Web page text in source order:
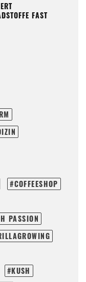
FAST
COFFEESHOP
PASSION
KUSH